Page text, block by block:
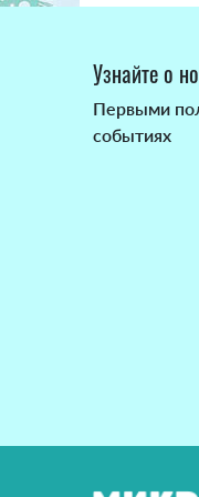
Узнайте о
Первыми
событиях